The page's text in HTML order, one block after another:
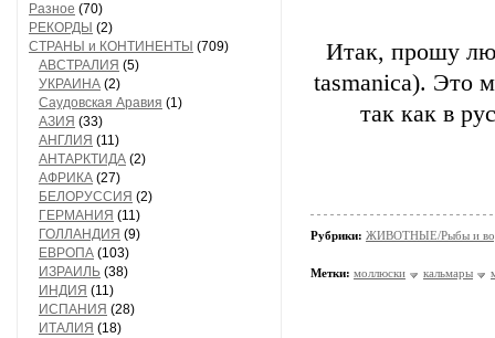
Разное (70)
РЕКОРДЫ (2)
СТРАНЫ и КОНТИНЕНТЫ (709)
АВСТРАЛИЯ (5)
УКРАИНА (2)
Саудовская Аравия (1)
АЗИЯ (33)
АНГЛИЯ (11)
АНТАРКТИДА (2)
АФРИКА (27)
БЕЛОРУССИЯ (2)
ГЕРМАНИЯ (11)
ГОЛЛАНДИЯ (9)
ЕВРОПА (103)
ИЗРАИЛЬ (38)
ИНДИЯ (11)
ИСПАНИЯ (28)
ИТАЛИЯ (18)
Итак, прошу
tasmanica). Это
так как в
Рубрики: ЖИВОТНЫЕ/Рыбы и
Метки: моллюски кальмары